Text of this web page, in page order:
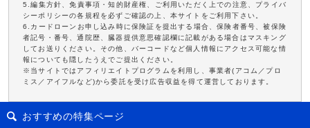
5.編集方針、免責事項・知的財産権、ご利用いただく上での注意、プライバ
シーポリシーの各規程を必ずご確認の上、本サイトをご利用下さい。
6.カードローンお申し込み時に保険証を提出する場合、保険者番号、被保険
者記号・番号、通院歴、臓器提供意思確認欄に記載がある場合はマスキング
してお送りください。その他、バーコードなど個人情報にアクセス可能な情
報についても隠したうえでご提出ください。
※当サイトではアフィリエイトプログラムを利用し、事業者(アコム／プロ
ミス／アイフルなど)から委託を受け広告収益を得て運営しております。
おすすめの特集ページ